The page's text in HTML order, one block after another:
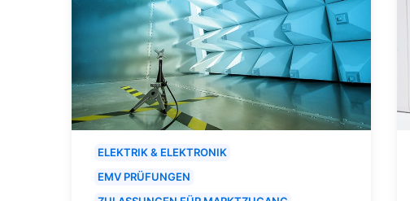
ELEKTRIK & ELEKTRONIK
EMV PRÜFUNGEN